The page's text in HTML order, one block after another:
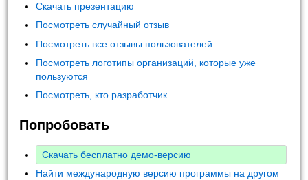
Скачать презентацию
Посмотреть случайный отзыв
Посмотреть все отзывы пользователей
Посмотреть логотипы организаций, которые уже
пользуются
Посмотреть, кто разработчик
Попробовать
Скачать бесплатно демо-версию
Найти международную версию программы на другом